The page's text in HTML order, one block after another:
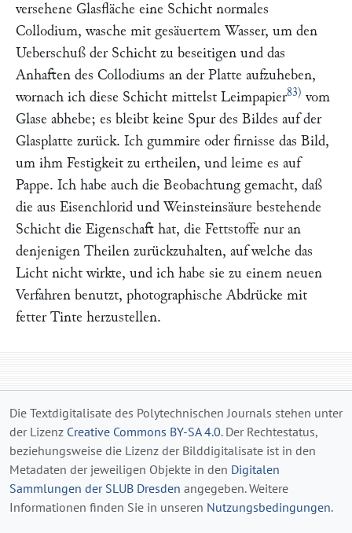
versehene Glasfläche eine Schicht normales
Collodium, wasche mit gesäuertem Wasser, um den
Ueberschuß der Schicht zu beseitigen und das
Anhaften des Collodiums an der Platte aufzuheben,
wornach ich diese Schicht mittelst Leimpapier83) vom
Glase abhebe; es bleibt keine Spur des Bildes auf der
Glasplatte zurück. Ich gummire oder firnisse das Bild,
um ihm Festigkeit zu ertheilen, und leime es auf
Pappe. Ich habe auch die Beobachtung gemacht, daß
die aus Eisenchlorid und Weinsteinsäure bestehende
Schicht die Eigenschaft hat, die Fettstoffe nur an
denjenigen Theilen zurückzuhalten, auf welche das
Licht nicht wirkte, und ich habe sie zu einem neuen
Verfahren benutzt, photographische Abdrücke mit
fetter Tinte herzustellen.
Die Textdigitalisate des Polytechnischen Journals stehen unter
der Lizenz Creative Commons BY-SA 4.0. Der Rechtestatus,
beziehungsweise die Lizenz der Bilddigitalisate ist in den
Metadaten der jeweiligen Objekte in den Digitalen
Sammlungen der SLUB Dresden angegeben. Weitere
Informationen finden Sie in unseren Nutzungsbedingungen.